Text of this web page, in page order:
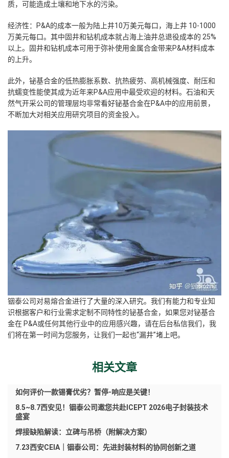
质，可能造成土壤和地下水的污染。
经济性： P&A的成本一般为陆上井10万美元每口，海上井 10-1000
万美元每口。其中固井和钻机成本就占海上油井总退役成本的 25%
以上。固井和钻机成本可用于弥补使用金属合金带来P&A材料成本
的上升。
此外，铋基合金的低热膨胀系数、抗热疲劳、高机械强度、耐压和
抗蠕变性能使其成为近年来P&A应用中最受欢迎的材料。石油和天
然气开采公司的管理层均非常看好铋基合金在P&A中的应用前景，
不断加大对相关应用研究项目的资金投入。
铟泰公司对易熔合金进行了大量的深入研究。我们有能力和专业知
识根据客户和行业需求定制不同特性的铋基合金，如果您对铋基合
金在 P&A或任何其他行业中的应用感兴趣，请在后台私信我们，我
们将在第一时间为您服务，让我们一起也“漏井”堵上吧。
相关文章
如何评价一款锡膏优劣？暂停-响应是关键！
8.5~8.7西安见！铟泰公司邀您共赴ICEPT 2026电子封装技术
盛宴
焊接缺陷解读：立碑与吊桥（附解决方案）
7.23西安CEIA｜铟泰公司：先进封装材料的协同创新之道